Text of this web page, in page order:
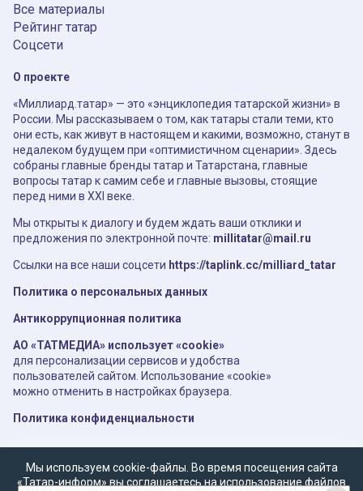
Все материалы
Рейтинг татар
Соцсети
О проекте
«Миллиард.татар» — это «энциклопедия татарской жизни» в
России. Мы рассказываем о том, как татары стали теми, кто
они есть, как живут в настоящем и какими, возможно, станут в
недалеком будущем при «оптимистичном сценарии». Здесь
собраны главные бренды татар и Татарстана, главные
вопросы татар к самим себе и главные вызовы, стоящие
перед ними в XXI веке.
Мы открыты к диалогу и будем ждать ваши отклики и
предложения по электронной почте: millitatar@mail.ru
Ссылки на все наши соцсети https://taplink.cc/milliard_tatar
Политика о персональных данных
Антикоррупционная политика
АО «ТАТМЕДИА» использует «cookie»
для персонализации сервисов и удобства
пользователей сайтом. Использование «cookie»
можно отменить в настройках браузера.
Политика конфиденциальности
Мы используем cookie-файлы. Во время посещения сайта
«Татар-информ» вы соглашаетесь на использование файлов